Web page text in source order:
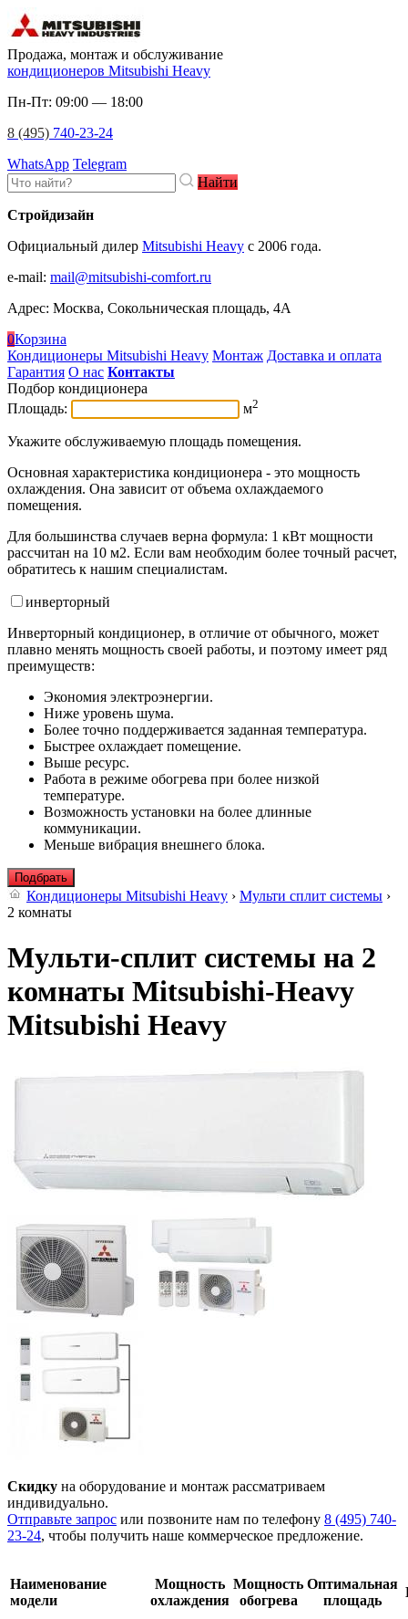
Продажа, монтаж и обслуживание
кондиционеров Mitsubishi Heavy
Пн-Пт: 09:00 — 18:00
8 (495) 740-23-24
WhatsApp Telegram
Найти
Стройдизайн
Официальный дилер Mitsubishi Heavy c 2006 года.
e-mail: mail@mitsubishi-comfort.ru
Адрес: Москва, Сокольническая площадь, 4А
0Корзина
Кондиционеры Mitsubishi Heavy Монтаж Доставка и оплата
Гарантия О нас Контакты
Подбор кондиционера
Площадь:
м2
Укажите обслуживаемую площадь помещения.
Основная характеристика кондиционера - это мощность
охлаждения. Она зависит от объема охлаждаемого
помещения.
Для большинства случаев верна формула: 1 кВт мощности
рассчитан на 10 м2. Если вам необходим более точный расчет,
обратитесь к нашим специалистам.
инверторный
Инверторный кондиционер, в отличие от обычного, может
плавно менять мощность своей работы, и поэтому имеет ряд
преимуществ:
Экономия электроэнергии.
Ниже уровень шума.
Более точно поддерживается заданная температура.
Быстрее охлаждает помещение.
Выше ресурс.
Работа в режиме обогрева при более низкой
температуре.
Возможность установки на более длинные
коммуникации.
Меньше вибрация внешнего блока.
Подбрать
Кондиционеры Mitsubishi Heavy › Мульти сплит системы ›
2 комнаты
Мульти-сплит системы на 2
комнаты Mitsubishi-Heavy
Mitsubishi Heavy
Скидку на оборудование и монтаж рассматриваем
индивидуально.
Отправьте запрос или позвоните нам по телефону 8 (495) 740-
23-24, чтобы получить наше коммерческое предложение.
Наименование
модели
Мощность
охлаждения
Мощность
обогрева
Оптимальная
площадь